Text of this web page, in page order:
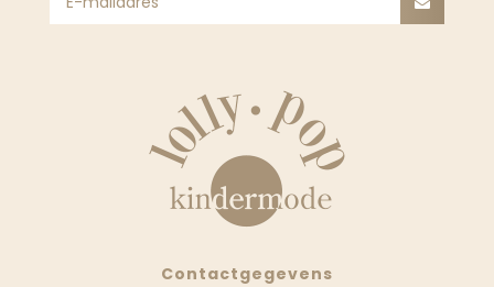
Contactgegevens